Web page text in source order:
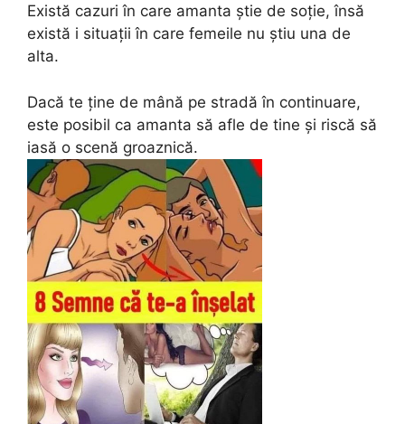
Există cazuri în care amanta știe de soție, însă
există i situații în care femeile nu știu una de
alta.
Dacă te ține de mână pe stradă în continuare,
este posibil ca amanta să afle de tine și riscă să
iasă o scenă groaznică.